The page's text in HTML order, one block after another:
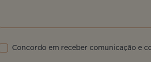
Concordo em receber comunicação e